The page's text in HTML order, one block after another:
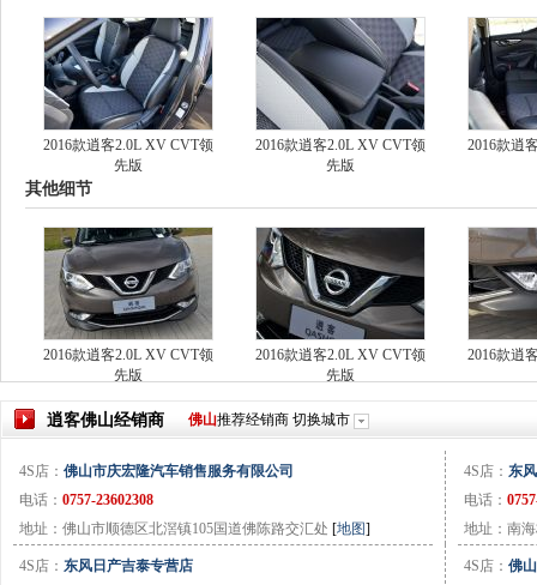
2016款逍客2.0L XV CVT领
先版
2016款逍客2.0L XV CVT领
先版
2016款逍
其他细节
2016款逍客2.0L XV CVT领
先版
2016款逍客2.0L XV CVT领
先版
2016款逍
逍客佛山经销商 佛山推荐经销商 切换城市
4S店： 佛山市庆宏隆汽车销售服务有限公司
电话： 0757-23602308
地址：佛山市顺德区北滘镇105国道佛陈路交汇处 [地图]
4S店： 东
电话：
地址：南
4S店： 东风日产吉泰专营店
4S店： 佛